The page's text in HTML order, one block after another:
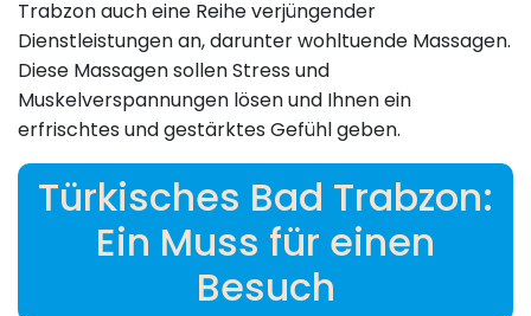
Trabzon auch eine Reihe verjüngender
Dienstleistungen an, darunter wohltuende Massagen.
Diese Massagen sollen Stress und
Muskelverspannungen lösen und Ihnen ein
erfrischtes und gestärktes Gefühl geben.
Türkisches Bad Trabzon:
Ein Muss für einen
Besuch